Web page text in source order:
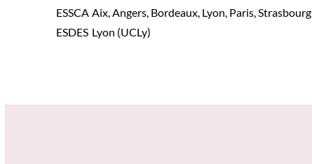
ESSCA Aix, Angers, Bordeaux, Lyon, Paris, Strasbourg
ESDES Lyon (UCLy)